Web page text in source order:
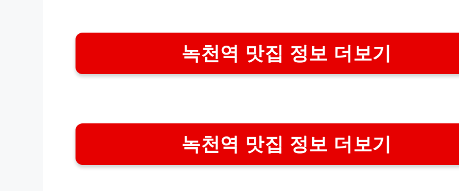
녹천역 맛집 정보 더보기
녹천역 맛집 정보 더보기